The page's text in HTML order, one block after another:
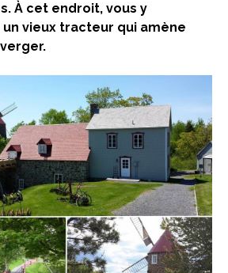
À cet endroit, vous y
vieux tracteur qui amène